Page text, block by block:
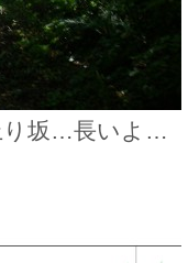
り坂…長いよ…